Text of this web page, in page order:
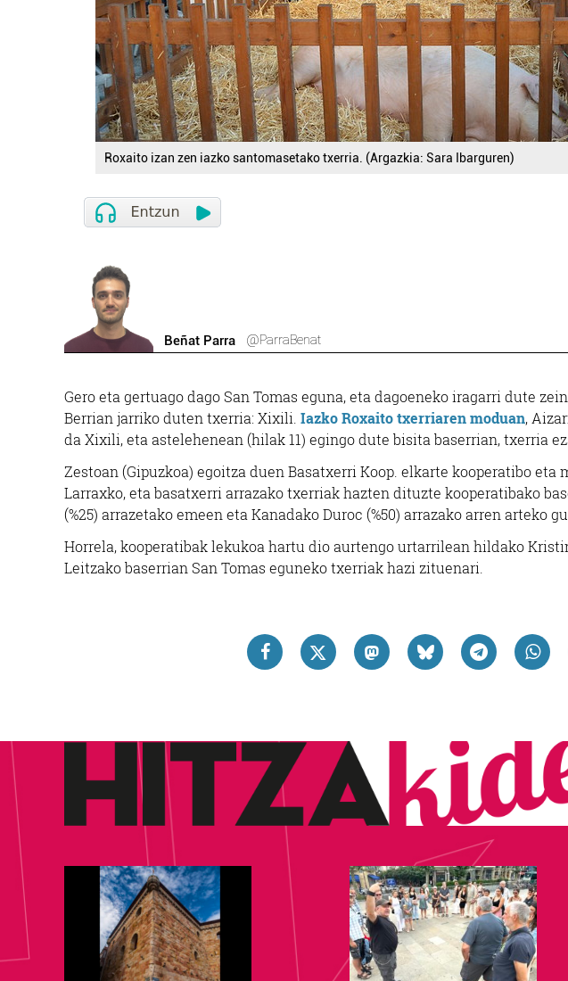
Roxaito izan zen iazko santomasetako txerria. (Argazkia: Sara Ibarguren)
Beñat Parra @ParraBenat
Gero eta gertuago dago San Tomas eguna, eta dagoeneko iragarri dute
Berrian jarriko duten txerria: Xixili. Iazko Roxaito txerriaren moduan,
da Xixili, eta astelehenean (hilak 11) egingo dute bisita baserrian, txerria
Zestoan (Gipuzkoa) egoitza duen Basatxerri Koop. elkarte kooperatibo
Larraxko, eta basatxerri arrazako txerriak hazten dituzte kooperatibako
(%25) arrazetako emeen eta Kanadako Duroc (%50) arrazako arren arteko
Horrela, kooperatibak lekukoa hartu dio aurtengo urtarrilean hildako
Leitzako baserrian San Tomas eguneko txerriak hazi zituenari.